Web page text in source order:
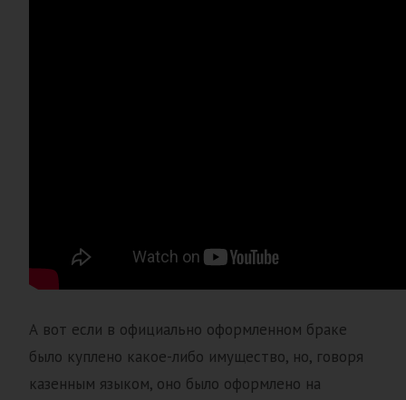
А вот если в официально оформленном браке
было куплено какое-либо имущество, но, говоря
казенным языком, оно было оформлено на